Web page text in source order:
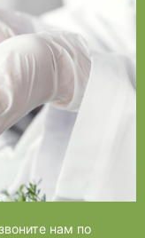
нам по